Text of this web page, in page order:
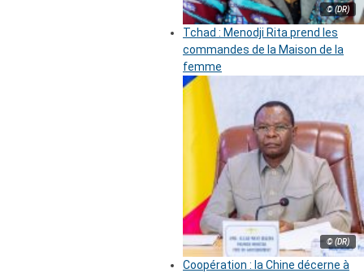
© (DR)
Tchad : Menodji Rita prend les
commandes de la Maison de la
femme
© (DR)
Coopération : la Chine décerne à